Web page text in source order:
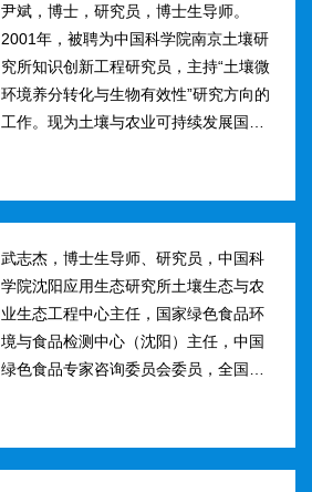
尹斌，博士，研究员，博士生导师。
2001年，被聘为中国科学院南京土壤研
究所知识创新工程研究员，主持“土壤微
环境养分转化与生物有效性”研究方向的
工作。现为土壤与农业可持续发展国家
影...
武志杰，博士生导师、研究员，中国科
学院沈阳应用生态研究所土壤生态与农
业生态工程中心主任，国家绿色食品环
境与食品检测中心（沈阳）主任，中国
绿色食品专家咨询委员会委员，全国肥
学调控、新型缓控释肥料研制；土壤...